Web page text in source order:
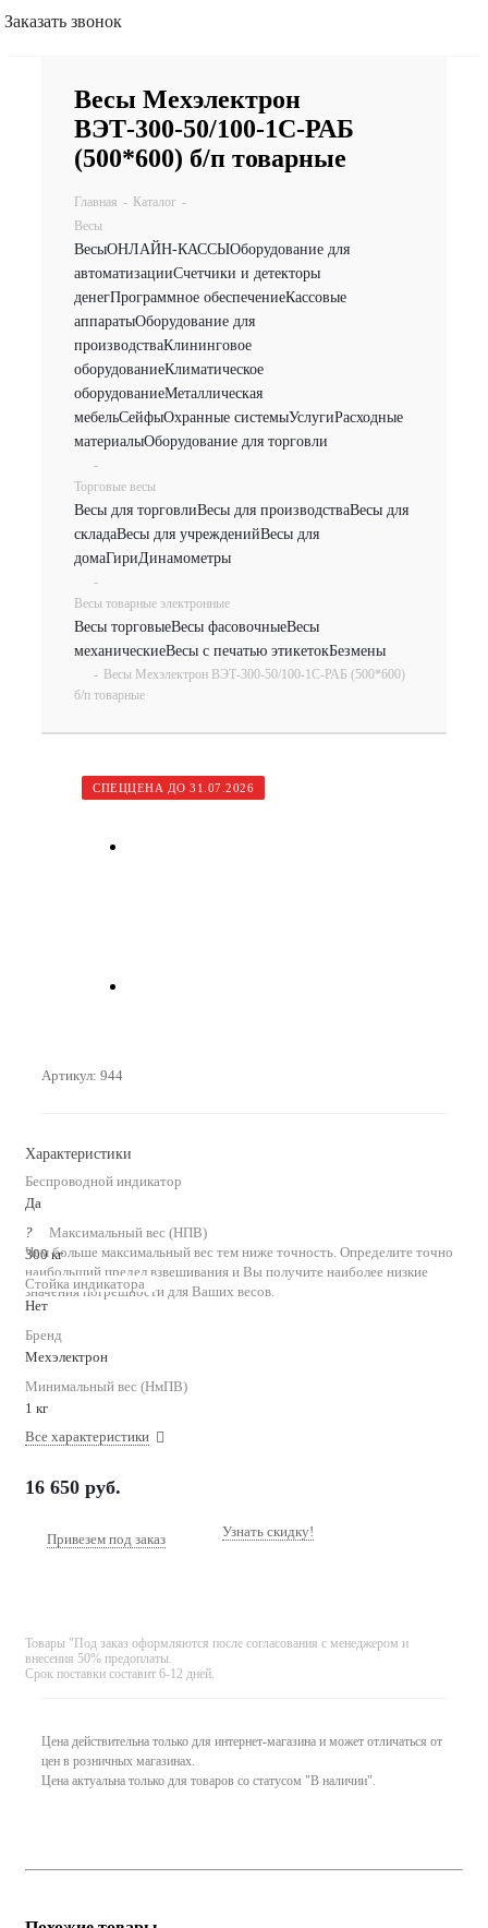
Заказать звонок
Весы Мехэлектрон
ВЭТ-300-50/100-1С-РАБ
(500*600) б/п товарные
Главная - Каталог -
Весы
ВесыОНЛАЙН-КАССЫОборудование для
автоматизацииСчетчики и детекторы
денегПрограммное обеспечениеКассовые
аппаратыОборудование для
производстваКлининговое
оборудованиеКлиматическое
оборудованиеМеталлическая
мебельСейфыОхранные системыУслугиРасходные
материалыОборудование для торговли
-
Торговые весы
Весы для торговлиВесы для производстваВесы для
складаВесы для учрежденийВесы для
домаГириДинамометры
-
Весы товарные электронные
Весы торговыеВесы фасовочныеВесы
механическиеВесы с печатью этикетокБезмены
- Весы Мехэлектрон ВЭТ-300-50/100-1С-РАБ (500*600)
б/п товарные
СПЕЦЦЕНА ДО 31.07.2026
Артикул: 944
Характеристики
Беспроводной индикатор
Да
?
Чем больше максимальный вес тем ниже точность. Определите точно
наибольший предел взвешивания и Вы получите наиболее низкие
значения погрешности для Ваших весов.
Максимальный вес (НПВ)
300 кг
Стойка индикатора
Нет
Бренд
Мехэлектрон
Минимальный вес (НмПВ)
1 кг
Все характеристики
16 650 руб.
Привезем под заказ Узнать скидку!
Товары "Под заказ оформляются после согласования с менеджером и
внесения 50% предоплаты.
Срок поставки составит 6-12 дней.
Цена действительна только для интернет-магазина и может отличаться от
цен в розничных магазинах.
Цена актуальна только для товаров со статусом "В наличии".